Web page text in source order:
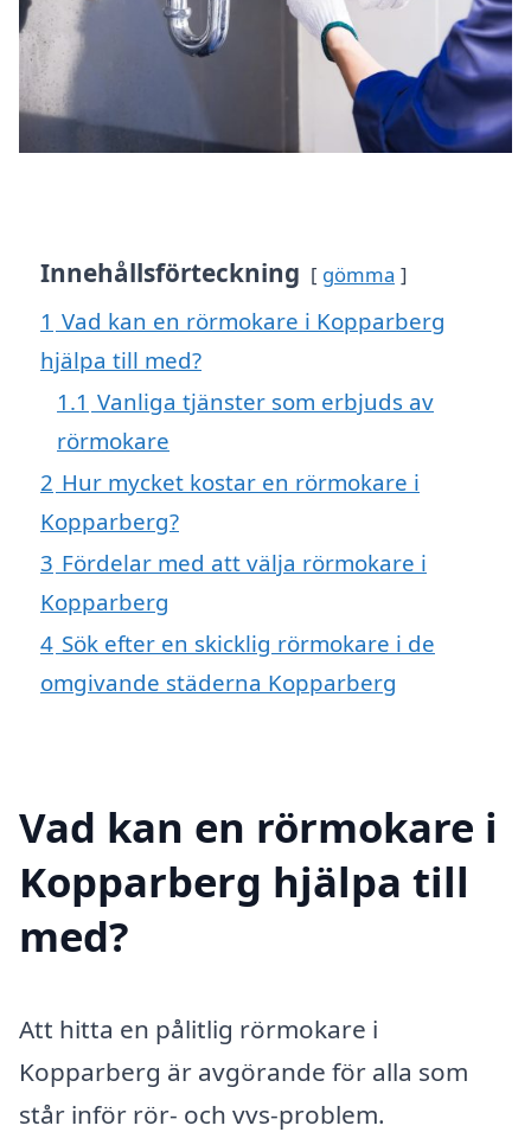
Innehållsförteckning gömma
1 Vad kan en rörmokare i Kopparberg
hjälpa till med?
1.1 Vanliga tjänster som erbjuds av
rörmokare
2 Hur mycket kostar en rörmokare i
Kopparberg?
3 Fördelar med att välja rörmokare i
Kopparberg
4 Sök efter en skicklig rörmokare i de
omgivande städerna Kopparberg
Vad kan en rörmokare i
Kopparberg hjälpa till
med?
Att hitta en pålitlig rörmokare i
Kopparberg är avgörande för alla som
står inför rör- och vvs-problem.